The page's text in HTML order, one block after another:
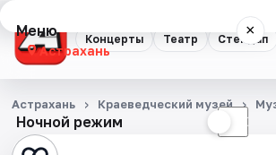
Концерты Театр Стендап
Меню ×
Астрахань
Концерты
Театр
Ночной режим ☾
Астрахань Краеведческий музей